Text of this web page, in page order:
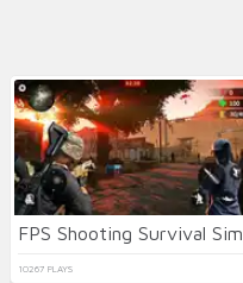
FPS Shooting Survival Sim
10267 PLAYS